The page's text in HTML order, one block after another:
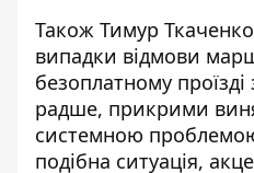
Також Тимур
випадки відмови
безоплатному
радше, прикрими
системною
подібна ситуація,